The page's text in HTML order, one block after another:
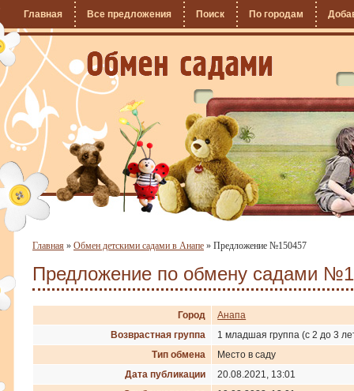
Главная Все предложения Поиск По городам
Главная » Обмен детскими садами в Анапе » Предложение №150457
Предложение по обмену садами
Город
Анапа
Возврастная группа
1 младшая группа (с 2 до 3
Тип обмена
Место в саду
Дата публикации
20.08.2021, 13:01